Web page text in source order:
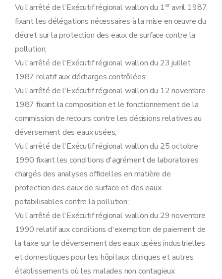
Art. 43
Art. 44
Art. 45
Sous-section 4 Contenu du permis unique
Sous-section 5
Art. 47
Art. 48
Art. 49
Art. 50
Art. 51
Art. 52
Art. 53
Art. 54
Art. 55
Sous-section 6 Tenue des registres
Art. 56
Art. 57
Art. 58
Section 3 (Dispositions complémentaires relatives aux établissements visés par l'accord de coopération entre l'Etat fédéral, les Régions flamande et wallonne et la Région de Bruxelles-Capitale concernant la maîtrise des dangers liés aux accidents majeurs impliquant des substances dangereuses
Art. 59
Art. 59
Sous-section 2 Documents à joindre à la demande de permis d'environnement et de permis unique
Art. 61
Sous-section 3 Instruction et délivrance du permis d'environnement et du permis unique
Art. 62
Vu l'arrêté de l'Exécutif régional wallon du 1eravril 1987
fixant les délégations nécessaires à la mise en œuvre du
décret sur la protection des eaux de surface contre la
pollution;
Vu l'arrêté de l'Exécutif régional wallon du 23 juillet
1987 relatif aux décharges contrôlées;
Vu l'arrêté de l'Exécutif régional wallon du 12 novembre
1987 fixant la composition et le fonctionnement de la
commission de recours contre les décisions relatives au
déversement des eaux usées;
Vu l'arrêté de l'Exécutif régional wallon du 25 octobre
1990 fixant les conditions d'agrément de laboratoires
chargés des analyses officielles en matière de
protection des eaux de surface et des eaux
potabilisables contre la pollution;
Vu l'arrêté de l'Exécutif régional wallon du 29 novembre
1990 relatif aux conditions d'exemption de paiement de
la taxe sur le déversement des eaux usées industrielles
et domestiques pour les hôpitaux cliniques et autres
établissements où les malades non contagieux